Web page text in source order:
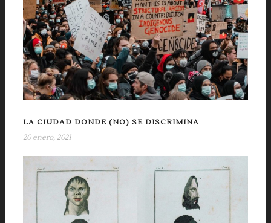
LA CIUDAD DONDE (NO) SE DISCRIMINA
20 enero, 2021